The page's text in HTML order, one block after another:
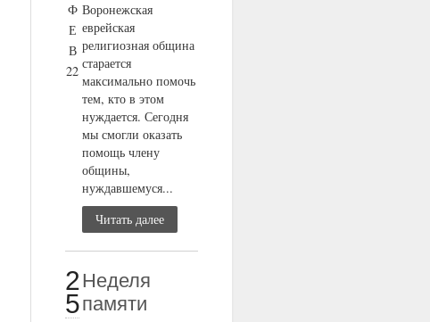
Ф
Е
В
22
Воронежская
еврейская
религиозная община
старается
максимально помочь
тем, кто в этом
нуждается. Сегодня
мы смогли оказать
помощь члену
общины,
нуждавшемуся...
Читать далее
2
5
Неделя
памяти